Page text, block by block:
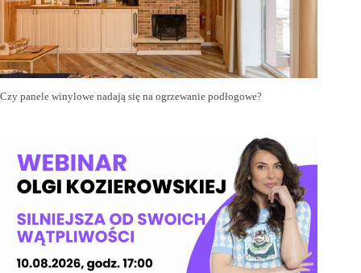
Czy panele winylowe nadają się na ogrzewanie podłogowe?